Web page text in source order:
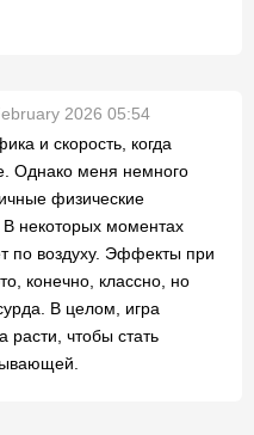
2026 05:54
и скорость, когда
Однако меня немного
физические
некоторых моментах
по воздуху. Эффекты при
конечно, классно, но
В целом, игра
расти, чтобы стать